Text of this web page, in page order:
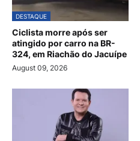
DESTAQUE
Ciclista morre após ser
atingido por carro na BR-
324, em Riachão do Jacuípe
August 09, 2026